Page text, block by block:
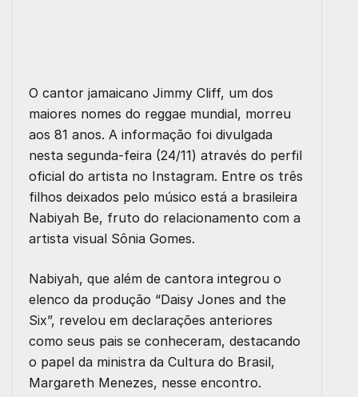
O cantor jamaicano Jimmy Cliff, um dos
maiores nomes do reggae mundial, morreu
aos 81 anos. A informação foi divulgada
nesta segunda-feira (24/11) através do perfil
oficial do artista no Instagram. Entre os três
filhos deixados pelo músico está a brasileira
Nabiyah Be, fruto do relacionamento com a
artista visual Sônia Gomes.
Nabiyah, que além de cantora integrou o
elenco da produção “Daisy Jones and the
Six”, revelou em declarações anteriores
como seus pais se conheceram, destacando
o papel da ministra da Cultura do Brasil,
Margareth Menezes, nesse encontro.